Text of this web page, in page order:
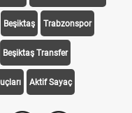
Beşiktaş Trabzonspor
Beşiktaş Transfer
Aktif Sayaç